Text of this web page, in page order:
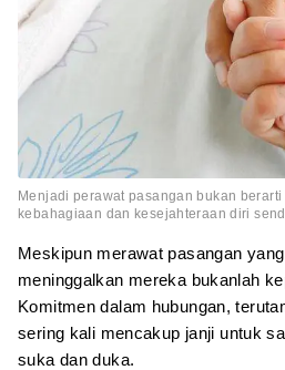
Menjadi perawat pasangan bukan
kebahagiaan dan kesejahteraan diri
Meskipun merawat pasangan
meninggalkan mereka bukanlah
Komitmen dalam hubungan,
sering kali mencakup janji untuk
suka dan duka.